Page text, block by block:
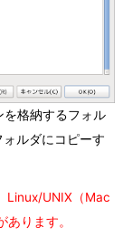
を格納するフォル
ルダにコピーす
Linux/UNIX（Mac
ります。